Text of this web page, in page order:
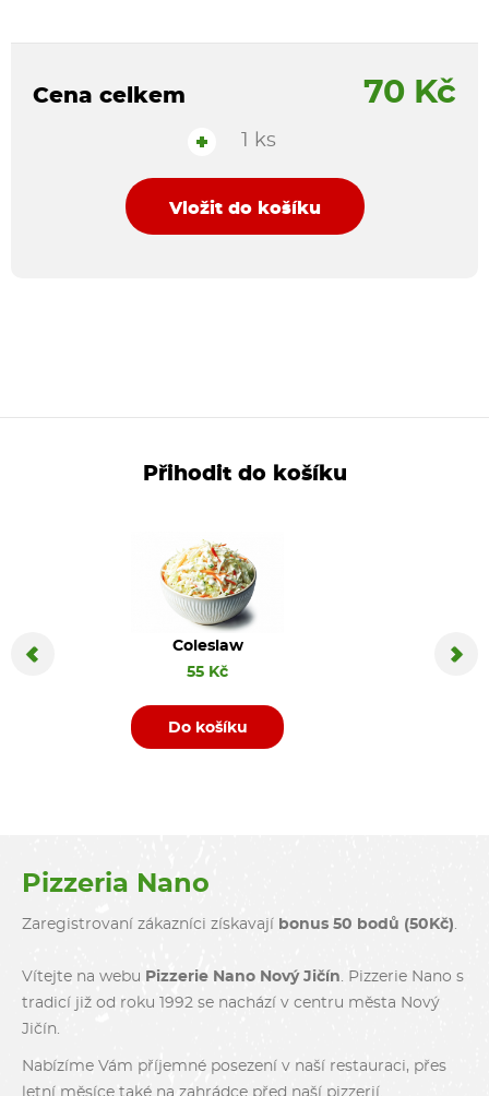
Cena celkem 70 Kč
+ 1 ks
Vložit do košíku
Přihodit do košíku
Coleslaw
55 Kč
Do košíku
Coca
Pizzeria Nano
Zaregistrovaní zákazníci získavají bonus 50 bodů (50Kč)
Vítejte na webu Pizzerie Nano Nový Jičín . Pizzerie Nano s
tradicí již od roku 1992 se nachází v centru města Nový
Jičín.
Nabízíme Vám příjemné posezení v naší restauraci, přes
letní měsíce také na zahrádce před naší pizzerií.